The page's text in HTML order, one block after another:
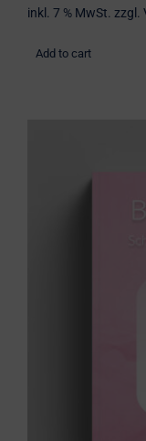
inkl. 7 % MwSt. zzgl.
Add to cart